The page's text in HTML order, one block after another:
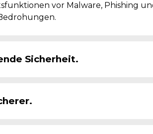
vor Malware, Phishing
Sicherheit.